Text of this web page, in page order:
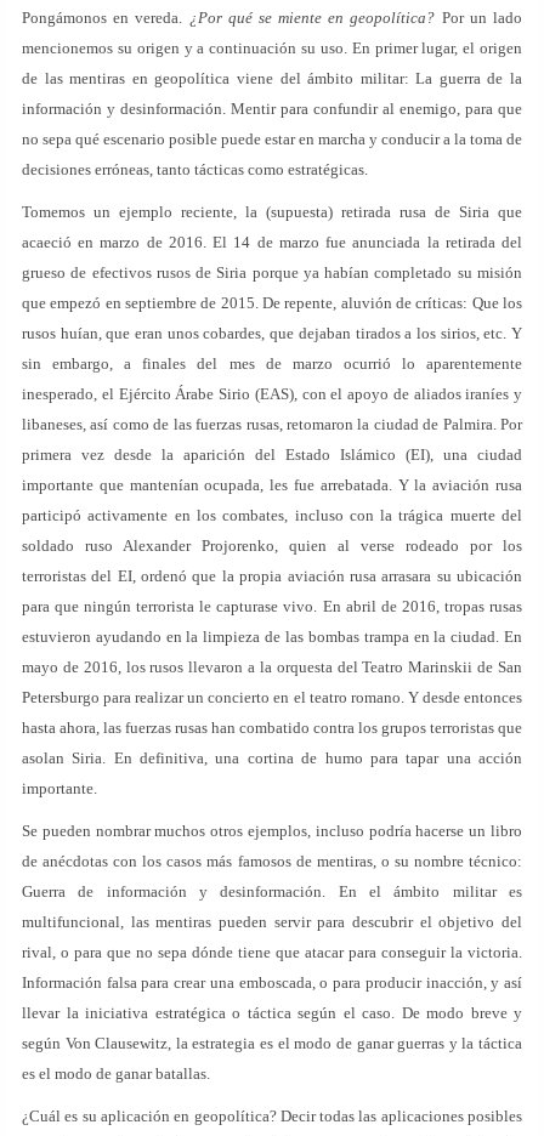
Pongámonos en vereda. ¿Por qué se miente en geopolítica? Por un lado
mencionemos su origen y a continuación su uso. En primer lugar, el origen
de las mentiras en geopolítica viene del ámbito militar: La guerra de la
información y desinformación. Mentir para confundir al enemigo, para que
no sepa qué escenario posible puede estar en marcha y conducir a la toma de
decisiones erróneas, tanto tácticas como estratégicas.
Tomemos un ejemplo reciente, la (supuesta) retirada rusa de Siria que
acaeció en marzo de 2016. El 14 de marzo fue anunciada la retirada del
grueso de efectivos rusos de Siria porque ya habían completado su misión
que empezó en septiembre de 2015. De repente, aluvión de críticas: Que los
rusos huían, que eran unos cobardes, que dejaban tirados a los sirios, etc. Y
sin embargo, a finales del mes de marzo ocurrió lo aparentemente
inesperado, el Ejército Árabe Sirio (EAS), con el apoyo de aliados iraníes y
libaneses, así como de las fuerzas rusas, retomaron la ciudad de Palmira. Por
primera vez desde la aparición del Estado Islámico (EI), una ciudad
importante que mantenían ocupada, les fue arrebatada. Y la aviación rusa
participó activamente en los combates, incluso con la trágica muerte del
soldado ruso Alexander Projorenko, quien al verse rodeado por los
terroristas del EI, ordenó que la propia aviación rusa arrasara su ubicación
para que ningún terrorista le capturase vivo. En abril de 2016, tropas rusas
estuvieron ayudando en la limpieza de las bombas trampa en la ciudad. En
mayo de 2016, los rusos llevaron a la orquesta del Teatro Marinskii de San
Petersburgo para realizar un concierto en el teatro romano. Y desde entonces
hasta ahora, las fuerzas rusas han combatido contra los grupos terroristas que
asolan Siria. En definitiva, una cortina de humo para tapar una acción
importante.
Se pueden nombrar muchos otros ejemplos, incluso podría hacerse un libro
de anécdotas con los casos más famosos de mentiras, o su nombre técnico:
Guerra de información y desinformación. En el ámbito militar es
multifuncional, las mentiras pueden servir para descubrir el objetivo del
rival, o para que no sepa dónde tiene que atacar para conseguir la victoria.
Información falsa para crear una emboscada, o para producir inacción, y así
llevar la iniciativa estratégica o táctica según el caso. De modo breve y
según Von Clausewitz, la estrategia es el modo de ganar guerras y la táctica
es el modo de ganar batallas.
¿Cuál es su aplicación en geopolítica? Decir todas las aplicaciones posibles